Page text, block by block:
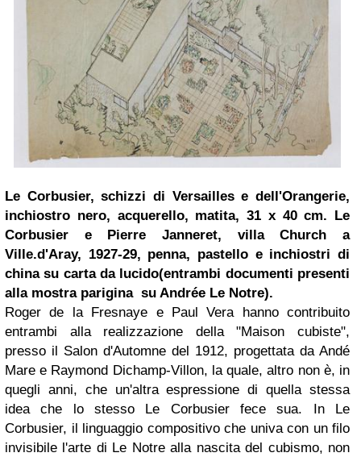
Le Corbusier, schizzi di Versailles e dell'Orangerie,
inchiostro nero, acquerello, matita, 31 x 40 cm.
Le
Corbusier e Pierre Janneret, villa Church a
Ville.d'Aray, 1927-29, penna, pastello e inchiostri di
china su carta da lucido(entrambi documenti presenti
alla mostra parigina su Andrée Le Notre).
Roger de la Fresnaye e Paul Vera hanno contribuito
entrambi alla realizzazione della "Maison cubiste",
presso il Salon d'Automne del 1912, progettata da Andé
Mare e Raymond Dichamp-Villon, la quale, altro non è, in
quegli anni, che un'altra espressione di quella stessa
idea che lo stesso Le Corbusier fece sua. In Le
Corbusier, il linguaggio compositivo che univa con un filo
invisibile l'arte di Le Notre alla nascita del cubismo, non